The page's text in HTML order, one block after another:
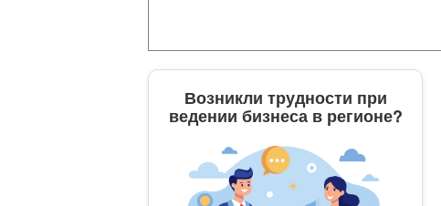
Возникли трудности при
ведении бизнеса в регионе?